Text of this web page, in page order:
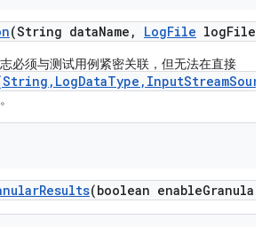
(String dataName , LogFile logFile)
必须与测试用例紧密关联，但无法在直接
Results(boolean enableGranular